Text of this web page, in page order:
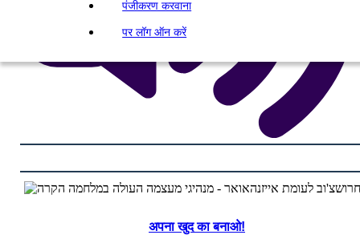
पंजीकरण करवाना
पर लॉग ऑन करें
अपना खुद का बनाओ!